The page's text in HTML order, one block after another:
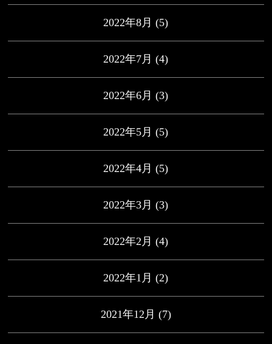
2022年8月 (5)
2022年7月 (4)
2022年6月 (3)
2022年5月 (5)
2022年4月 (5)
2022年3月 (3)
2022年2月 (4)
2022年1月 (2)
2021年12月 (7)